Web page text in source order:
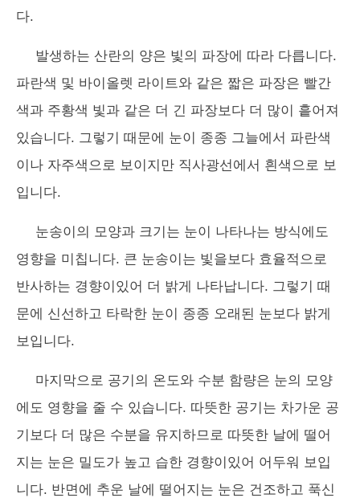
다.
발생하는 산란의 양은 빛의 파장에 따라 다릅니다.
파란색 및 바이올렛 라이트와 같은 짧은 파장은 빨간
색과 주황색 빛과 같은 더 긴 파장보다 더 많이 흩어져
있습니다. 그렇기 때문에 눈이 종종 그늘에서 파란색
이나 자주색으로 보이지만 직사광선에서 흰색으로 보
입니다.
눈송이의 모양과 크기는 눈이 나타나는 방식에도
영향을 미칩니다. 큰 눈송이는 빛을보다 효율적으로
반사하는 경향이있어 더 밝게 나타납니다. 그렇기 때
문에 신선하고 타락한 눈이 종종 오래된 눈보다 밝게
보입니다.
마지막으로 공기의 온도와 수분 함량은 눈의 모양
에도 영향을 줄 수 있습니다. 따뜻한 공기는 차가운 공
기보다 더 많은 수분을 유지하므로 따뜻한 날에 떨어
지는 눈은 밀도가 높고 습한 경향이있어 어두워 보입
니다. 반면에 추운 날에 떨어지는 눈은 건조하고 푹신